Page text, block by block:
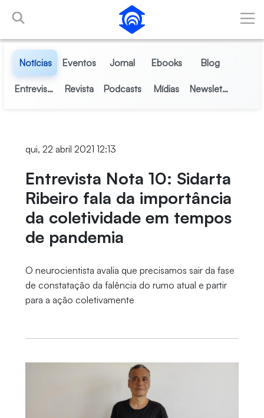
Pular para o Conteúdo principal
Notícias Eventos Jornal Ebooks Blog
Entrevistas Revista Podcasts Mídias Newsletter
qui, 22 abril 2021 12:13
Entrevista Nota 10: Sidarta
Ribeiro fala da importância
da coletividade em tempos
de pandemia
O neurocientista avalia que precisamos sair da fase
de constatação da falência do rumo atual e partir
para a ação coletivamente